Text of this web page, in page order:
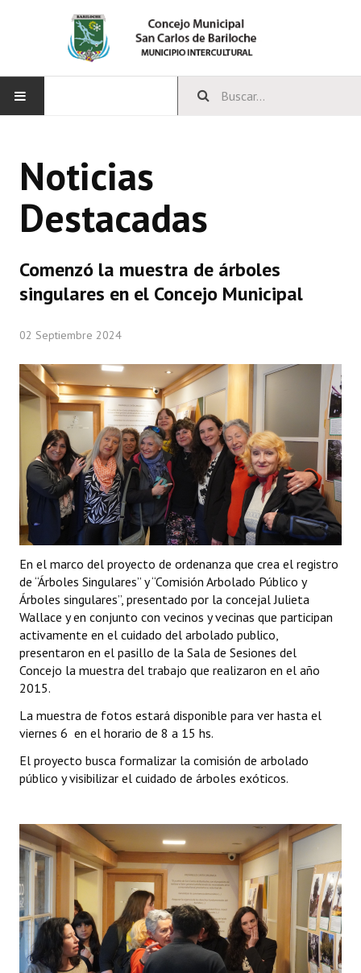
CONCEJO
Bloques Políticos
Comisiones Permanentes
Concejales Mandato Cumplido
Programas
LEGISLACIÓN
Constitución Nacional
Constitución Provincial
Carta Orgánica 2007
Reglamento Interno
Digesto
Organigrama
DOCUMENTOS
Informes de Gestión
Proyectos Presentados
Dictámenes Asesoría Letrada
Actas de Sesión
Ejecución Presupuestaria
Actas de Audiencias Públicas
NORMATIVA
Comunicaciones
Noticias
Destacadas
Comenzó la muestra de árboles
singulares en el Concejo Municipal
02 Septiembre 2024
En el marco del proyecto de ordenanza que crea el registro
de “Árboles Singulares” y “Comisión Arbolado Público y
Árboles singulares”, presentado por la concejal Julieta
Wallace y en conjunto con vecinos y vecinas que participan
activamente en el cuidado del arbolado publico,
presentaron en el pasillo de la Sala de Sesiones del
Concejo la muestra del trabajo que realizaron en el año
2015.
La muestra de fotos estará disponible para ver hasta el
viernes 6 en el horario de 8 a 15 hs.
El proyecto busca formalizar la comisión de arbolado
público y visibilizar el cuidado de árboles exóticos.